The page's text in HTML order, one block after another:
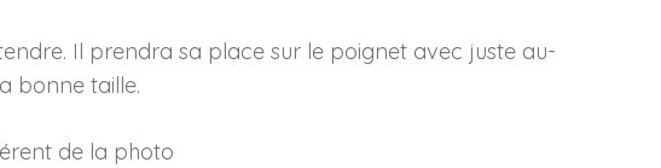
Il prendra sa place sur le poignet avec juste au-
bonne taille.
de la photo